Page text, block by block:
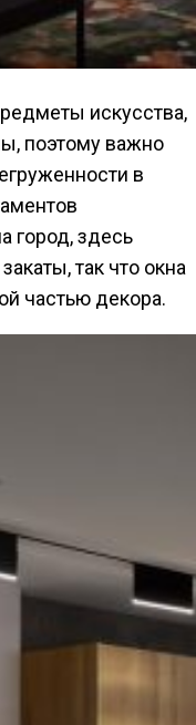
искусства,
поэтому важно
в
город, здесь
так что окна
частью декора.